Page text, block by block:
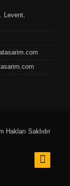
Levent,
Saklıdır